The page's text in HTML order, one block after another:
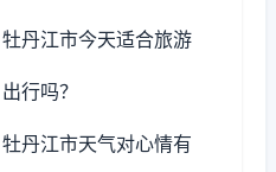
牡丹江市今天适合旅游
出行吗？
牡丹江市天气对心情有